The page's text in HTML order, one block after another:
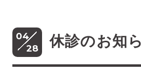
04
28
休診のお知